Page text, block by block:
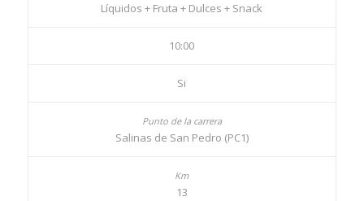
Líquidos + Fruta + Dulces + Snack
10:00
Si
Salinas de San Pedro (PC1)
13